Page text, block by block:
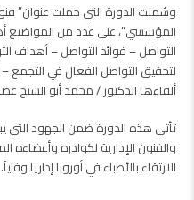
وشملت الدورة التي حملت عنوان”
المؤسسي”، على عدد من المواضيع
التواصل – فوائد التواصل – أهداف
لتحقيق التواصل الفعال في التجمع
ألقاءها الدكتور / محمد أبو الشيخ
تأتي هذه الدورة ضمن الجهود التي
والفنون الإدارية لكوادره وأعضاءه
الارتقاء بالأطباء في أوروبا إداريا وفنياً.